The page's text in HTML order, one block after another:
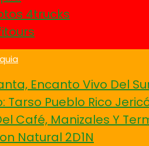
4trucks
Encanto Vivo Del
Tarso Pueblo Rico
Café, Manizales Y
Natural 2D1N